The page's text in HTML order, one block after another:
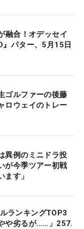
融合！オデッセイ
』パター、5月15日
ゴルファーの後藤
ウェイのトレー
異例のミニドラ投
が今季ツアー初戦
ます」
ランキングTOP3
や劣るが……」257.